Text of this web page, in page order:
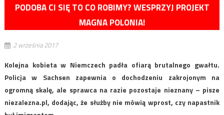
PODOBA CI SIĘ TO CO ROBIMY? WESPRZYJ PROJEKT
MAGNA POLONIA!
2 września 2017
Kolejna kobieta w Niemczech padła ofiarą brutalnego gwałtu.
Policja w Sachsen zapewnia o dochodzeniu zakrojonym na
ogromną skalę, ale sprawca na razie pozostaje nieznany – pisze
niezalezna.pl, dodając, że służby nie mówią wprost, czy napastnik